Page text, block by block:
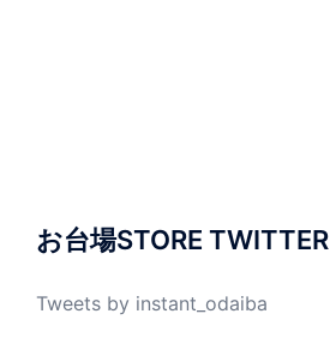
お台場STORE TWITTER
Tweets by instant_odaiba